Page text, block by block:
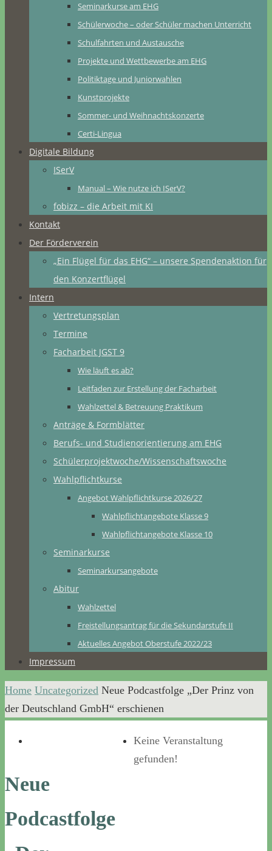
Seminarkurse am EHG
Schülerwoche – oder Schüler machen Unterricht
Schulfahrten und Austausche
Projekte und Wettbewerbe am EHG
Politiktage und Juniorwahlen
Kunstprojekte
Sommer- und Weihnachtskonzerte
Certi-Lingua
Digitale Bildung
ISerV
Manual – Wie nutze ich ISerV?
fobizz – die Arbeit mit KI
Kontakt
Der Förderverein
„Ein Flügel für das EHG“ – unsere Spendenaktion für
den Konzertflügel
Intern
Vertretungsplan
Termine
Facharbeit JGST 9
Wie läuft es ab?
Leitfaden zur Erstellung der Facharbeit
Wahlzettel & Betreuung Praktikum
Anträge & Formblätter
Berufs- und Studienorientierung am EHG
Schülerprojektwoche/Wissenschaftswoche
Wahlpflichtkurse
Angebot Wahlpflichtkurse 2026/27
Wahlpflichtangebote Klasse 9
Wahlpflichtangebote Klasse 10
Seminarkurse
Seminarkursangebote
Abitur
Wahlzettel
Freistellungsantrag für die Sekundarstufe II
Aktuelles Angebot Oberstufe 2022/23
Impressum
Home Uncategorized Neue Podcastfolge „Der Prinz von
der Deutschland GmbH“ erschienen
Neue
Podcastfolge
Keine Veranstaltung
gefunden!